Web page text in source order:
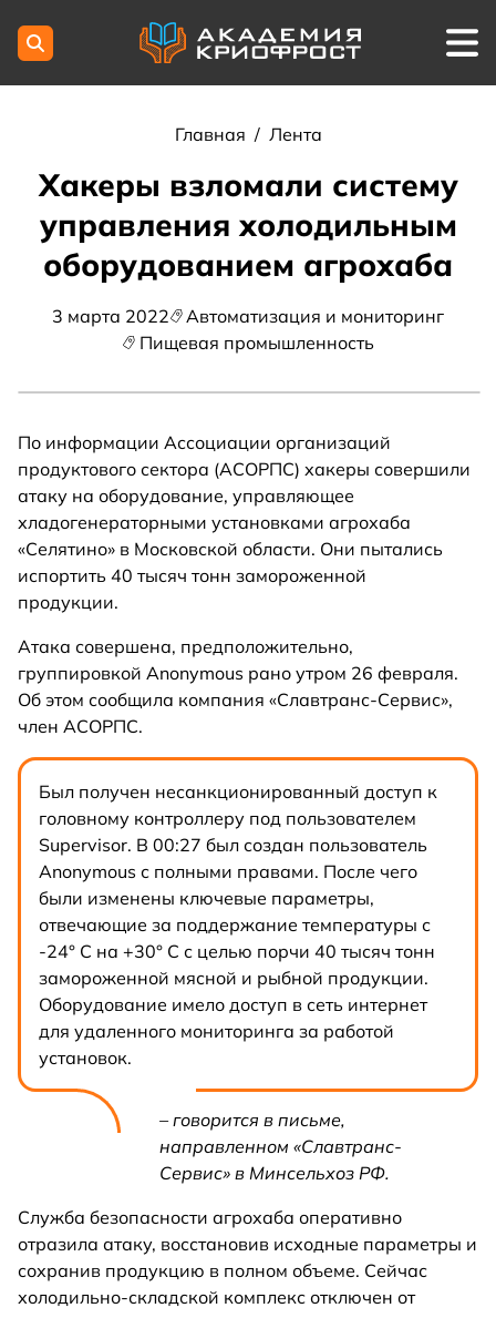
Главная / Лента
Хакеры взломали систему
управления холодильным
оборудованием агрохаба
3 марта 2022
Автоматизация и мониторинг
Пищевая промышленность
По информации Ассоциации организаций
продуктового сектора (АСОРПС) хакеры совершили
атаку на оборудование, управляющее
хладогенераторными установками агрохаба
«Селятино» в Московской области. Они пытались
испортить 40 тысяч тонн замороженной
продукции.
Атака совершена, предположительно,
группировкой Anonymous рано утром 26 февраля.
Об этом сообщила компания «Славтранс-Сервис»,
член АСОРПС.
Был получен несанкционированный доступ к
головному контроллеру под пользователем
Supervisor. В 00:27 был создан пользователь
Anonymous с полными правами. После чего
были изменены ключевые параметры,
отвечающие за поддержание температуры с
-24° C на +30° C с целью порчи 40 тысяч тонн
замороженной мясной и рыбной продукции.
Оборудование имело доступ в сеть интернет
для удаленного мониторинга за работой
установок.
– говорится в письме,
направленном «Славтранс-
Сервис» в Минсельхоз РФ.
Служба безопасности агрохаба оперативно
отразила атаку, восстановив исходные параметры и
сохранив продукцию в полном объеме. Сейчас
холодильно-складской комплекс отключен от